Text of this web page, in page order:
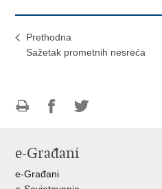
Prethodna
Sažetak prometnih nesreća
FacebookuTwitteru
e-Građani
e-Građani